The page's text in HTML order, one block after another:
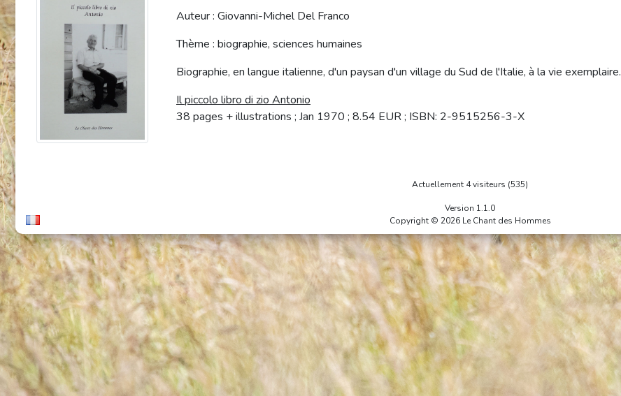
Auteur : Giovanni-Michel Del Franco
Thème : biographie, sciences humaines
Biographie, en langue italienne, d'un paysan d'un village du Sud de l'Italie, à la vie exemplaire.
Il piccolo libro di zio Antonio
38 pages + illustrations ; Jan 1970 ; 8.54 EUR ; ISBN: 2-9515256-3-X
Actuellement 4 visiteurs (535)
Version 1.1.0
Copyright © 2026 Le Chant des Hommes